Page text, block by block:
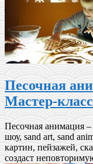
Песочная
Мастер-класс
Песочная анимация
шоу, sand art, sand
картин, пейзажей,
создаст